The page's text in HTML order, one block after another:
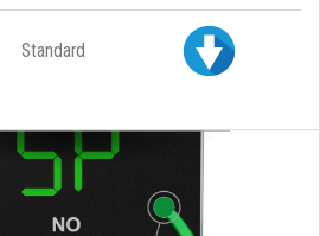
Standard